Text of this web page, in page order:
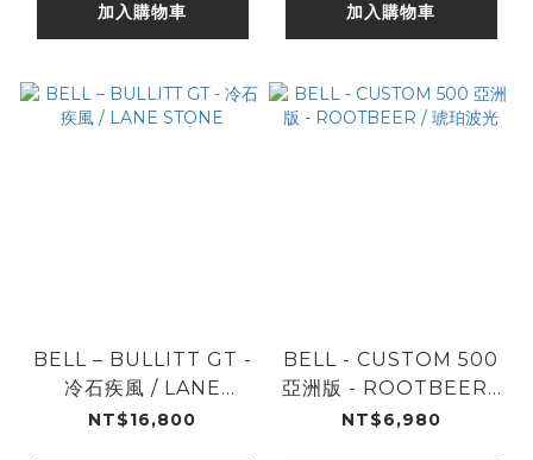
加入購物車 加入購物車
BELL – BULLITT GT -
冷石疾風 / LANE
STONE
NT$16,800
BELL - CUSTOM 500
亞洲版 - ROOTBEER /
琥珀波光
NT$6,980